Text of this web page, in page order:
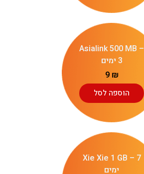
Asialink 500 MB –
3 ימים
9 ₪
הוספה לסל
Xie Xie 1 GB – 7
ימים